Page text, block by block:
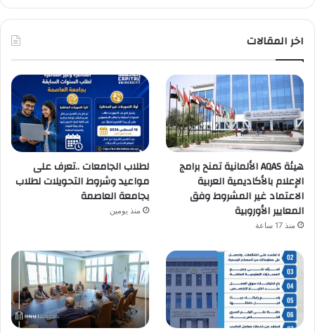
اخر المقالات
هيئة AQAS الألمانية تمنح برامج
الإعلام بالأكاديمية العربية
الاعتماد غير المشروط وفق
المعايير الأوروبية
منذ 17 ساعة
لطلاب الجامعات ..تعرف على
مواعيد وشروط التحويلات لطلاب
بجامعة العاصمة
منذ يومين